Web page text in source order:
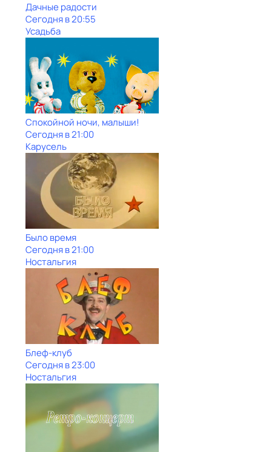
Дачные радости
Сегодня в 20:55
Усадьба
Спокойной ночи, малыши!
Сегодня в 21:00
Карусель
Было время
Сегодня в 21:00
Ностальгия
Блеф-клуб
Сегодня в 23:00
Ностальгия